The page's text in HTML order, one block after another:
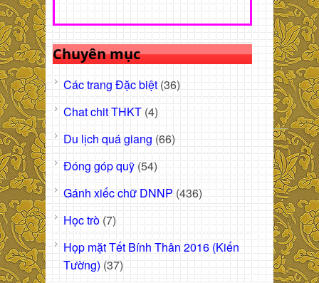
Chuyên mục
Các trang Đặc biệt (36)
Chat chit THKT (4)
Du lịch quá giang (66)
Đóng góp quỹ (54)
Gánh xiếc chữ DNNP (436)
Học trò (7)
Họp mặt Tết Bính Thân 2016 (Kiến
Tường) (37)